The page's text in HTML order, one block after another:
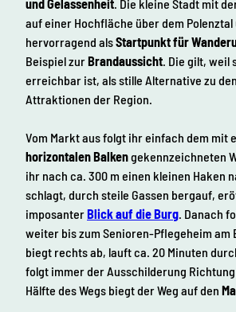
und Gelassenheit . Die kleine Stadt mit
auf einer Hochfläche über dem
hervorragend alsStartpunkt für
Beispiel zurBrandaussicht . Die gilt, weil
erreichbar ist, als stille Alternative zu
Attraktionen der Region.
Vom Markt aus folgt ihr einfach dem mit
horizontalen Balkengekennzeichneten
ihr nach ca. 300 m einen kleinen Haken
schlagt, durch steile Gassen bergauf,
imposanterBlick auf die Burg . Danach
weiter bis zum Senioren-Pflegeheim am
biegt rechts ab, lauft ca. 20 Minuten
folgt immer der Ausschilderung
Hälfte des Wegs biegt der Weg auf den